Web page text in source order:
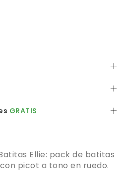
GRATIS
Ellie: pack de batitas
picot a tono en ruedo.